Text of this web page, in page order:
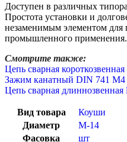
Доступен в различных
Простота установки и
незаменимым элементом для
промышленного применения.
Смотрите также:
Цепь сварная
Зажим канатный DIN 741 М4
Цепь сварная
Вид товара
Коуши
Диаметр
М-14
Фасовка
шт